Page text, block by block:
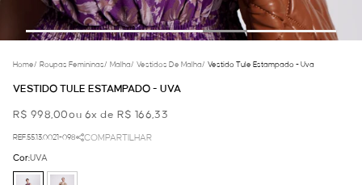
Home/ Roupas Femininas/ Malha/ Vestidos De Malha/ Vestido Tule Estampado - Uva
VESTIDO TULE ESTAMPADO - UVA
R$ 998,00ou 6x de R$ 166,33
REF.55.13.0021-098 COMPARTILHAR
Cor:UVA